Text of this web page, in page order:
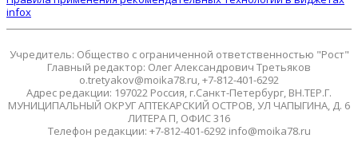
infox
Учредитель: Общество с ограниченной ответственностью "Рост"
Главный редактор: Олег Александрович Третьяков
o.tretyakov@moika78.ru, +7-812-401-6292
Адрес редакции: 197022 Россия, г.Санкт-Петербург, ВН.ТЕР.Г.
МУНИЦИПАЛЬНЫЙ ОКРУГ АПТЕКАРСКИЙ ОСТРОВ, УЛ ЧАПЫГИНА, Д. 6
ЛИТЕРА П, ОФИС 316
Телефон редакции: +7-812-401-6292 info@moika78.ru